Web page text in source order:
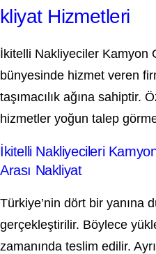
kliyat Hizmetleri
İkitelli Nakliyeciler Kamyon
bünyesinde hizmet veren
taşımacılık ağına sahiptir.
hizmetler yoğun talep
İkitelli Nakliyecileri
Arası Nakliyat
Türkiye’nin dört bir yanına
gerçekleştirilir. Böylece
zamanında teslim edilir.